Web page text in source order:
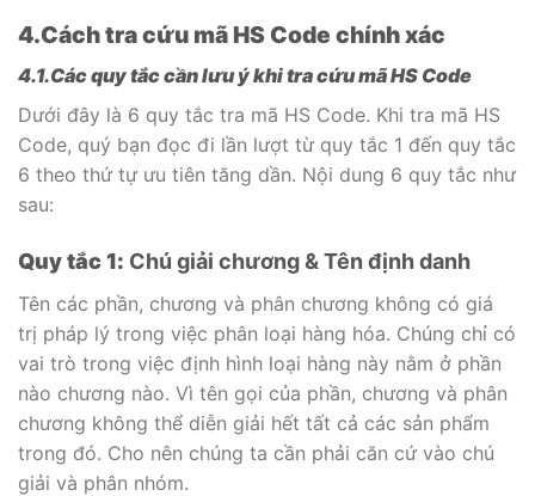
4.Cách tra cứu mã HS Code chính xác
4.1.Các quy tắc cần lưu ý khi tra cứu mã HS Code
Dưới đây là 6 quy tắc tra mã HS Code. Khi tra mã HS
Code, quý bạn đọc đi lần lượt từ quy tắc 1 đến quy tắc
6 theo thứ tự ưu tiên tăng dần. Nội dung 6 quy tắc như
sau:
Quy tắc 1: Chú giải chương & Tên định danh
Tên các phần, chương và phân chương không có giá
trị pháp lý trong việc phân loại hàng hóa. Chúng chỉ có
vai trò trong việc định hình loại hàng này nằm ở phần
nào chương nào. Vì tên gọi của phần, chương và phân
chương không thể diễn giải hết tất cả các sản phẩm
trong đó. Cho nên chúng ta cần phải căn cứ vào chú
giải và phân nhóm.